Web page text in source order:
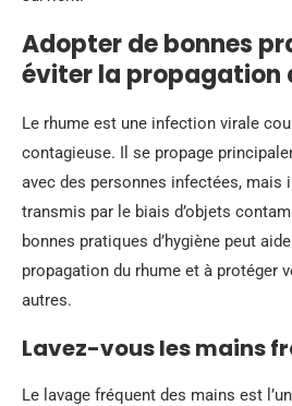
Adopter de bonnes
éviter la propagation
Le rhume est une infection virale
contagieuse. Il se propage
avec des personnes infectées, mais
transmis par le biais d’objets
bonnes pratiques d’hygiène peut
propagation du rhume et à protéger
autres.
Lavez-vous les mains
Le lavage fréquent des mains est